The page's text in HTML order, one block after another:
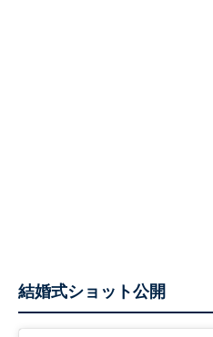
結婚式ショット公開